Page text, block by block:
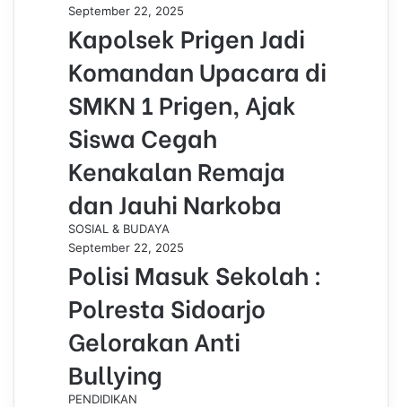
September 22, 2025
Kapolsek Prigen Jadi
Komandan Upacara di
SMKN 1 Prigen, Ajak
Siswa Cegah
Kenakalan Remaja
dan Jauhi Narkoba
SOSIAL & BUDAYA
September 22, 2025
Polisi Masuk Sekolah :
Polresta Sidoarjo
Gelorakan Anti
Bullying
PENDIDIKAN